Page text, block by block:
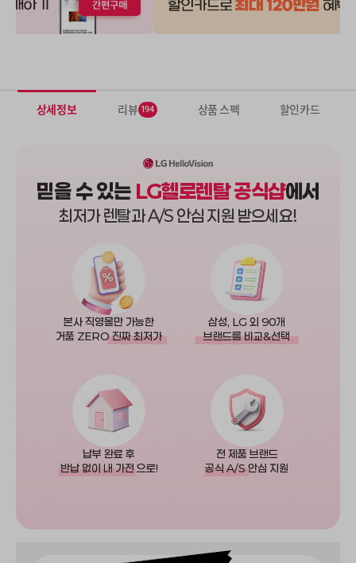
상세정보 리뷰 194 상품 스펙 할인카드
믿을 수 있는 LG헬로렌탈 공식샵에서
최저가 렌탈과 A/S 안심 지원 받으세요!
본사 직영몰만 가능한
거품 ZERO진짜 최저가
삼성, LG 외 90개
브랜드를 비교&선택
납부 완료 후
반납 없이 내 가전 으로!
전 제품 브랜드
공식 A/S안심 지원